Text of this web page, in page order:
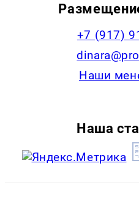
+7 (917)
Наши
Наша